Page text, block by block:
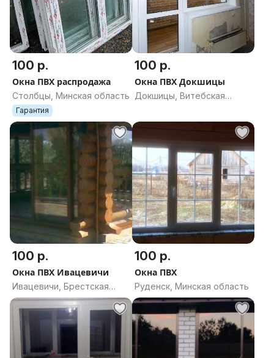
100 р.
Окна ПВХ распродажа
Столбцы, Минская область
Гарантия
100 р.
Окна ПВХ Докшицы
Докшицы, Витебская
100 р.
Окна ПВХ Ивацевичи
Ивацевичи, Брестская
область
100 р.
Окна ПВХ
Руденск, Минская область